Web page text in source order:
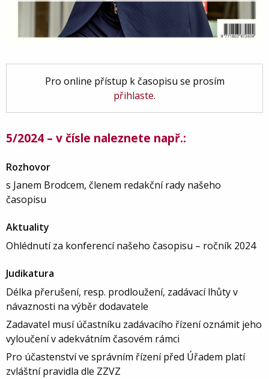
Pro online přístup k časopisu se prosím
přihlaste.
5/2024 – v čísle naleznete např.:
Rozhovor
s Janem Brodcem, členem redakční rady našeho
časopisu
Aktuality
Ohlédnutí za konferencí našeho časopisu – ročník 2024
Judikatura
Délka přerušení, resp. prodloužení, zadávací lhůty v
návaznosti na výběr dodavatele
Zadavatel musí účastníku zadávacího řízení oznámit jeho
vyloučení v adekvátním časovém rámci
Pro účastenství ve správním řízení před Úřadem platí
zvláštní pravidla dle ZZVZ